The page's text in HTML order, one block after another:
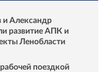
Александр
развитие АПК и
Ленобласти
поездкой